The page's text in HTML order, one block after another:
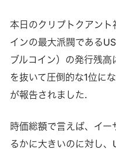
本日のクリプトクアント
インの最大派閥である
ブルコイン）の発行残高
を抜いて圧倒的な1位に
が報告されました.
時価総額で言えば、イ
るかに大きいのに対し